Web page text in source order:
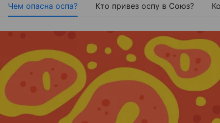
Чем опасна оспа? Кто привез оспу в Союз?